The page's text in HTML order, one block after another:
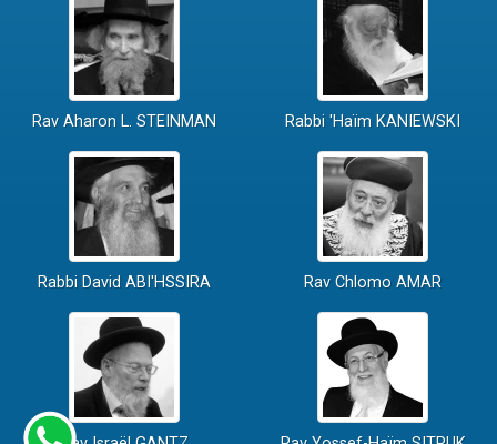
Rav Aharon L. STEINMAN Rabbi 'Haïm KANIEWSKI
Rabbi David ABI'HSSIRA Rav Chlomo AMAR